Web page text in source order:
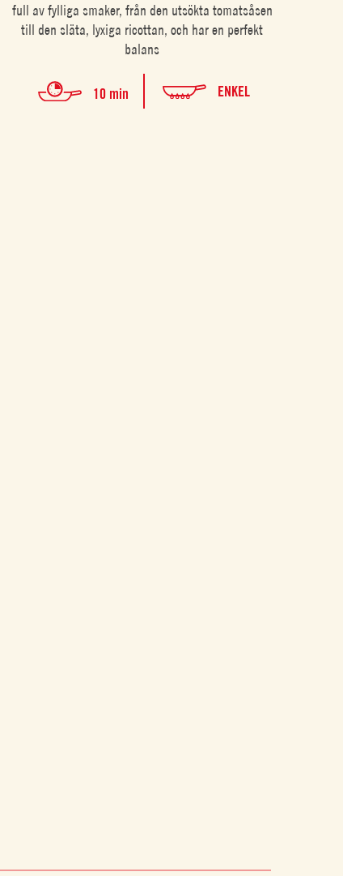
full av fylliga smaker, från den utsökta tomatsåsen
till den släta, lyxiga ricottan, och har en perfekt
balans
10 min ENKEL